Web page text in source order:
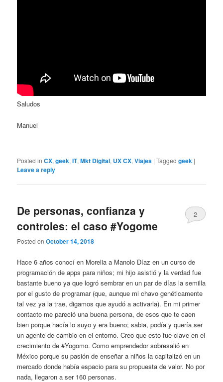
Saludos
Manuel
Posted in CX,geek,IT,Mkt Digital, UX CX,Viajes |Tagged geek |
Leave a reply
De personas, confianza y
controles: el caso #Yogome
Posted onOctober 14, 2018
2
Hace 6 años conocí en Morelia a Manolo Díaz en un curso de
programación de apps para niños; mi hijo asistió y la verdad fue
bastante bueno ya que logró sembrar en un par de días la semilla
por el gusto de programar (que, aunque mi chavo genéticamente
tal vez ya la trae, digamos que ayudó a activarla). En mi primer
contacto me pareció una buena persona, de esos que te caen
bien porque hacía lo suyo y era bueno; sabia, podía y quería ser
un agente de cambio en el entorno. Creo que esto fue clave en el
crecimiento de #Yogomo. Como emprendedor sobresalió en
México porque su pasión de enseñar a niños la capitalizó en un
mercado donde había espacio para su propuesta de valor. No por
nada, llegaron a ser 160 personas.